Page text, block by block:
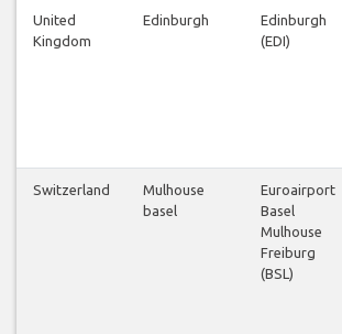
United
Kingdom
Edinburgh
Edinburgh
(EDI)
Switzerland
Mulhouse
basel
Euroairport
Basel
Mulhouse
Freiburg
(BSL)